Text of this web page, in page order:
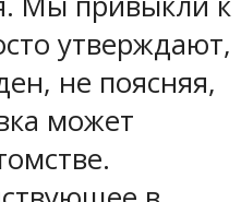
утверждают,
не поясняя,
может